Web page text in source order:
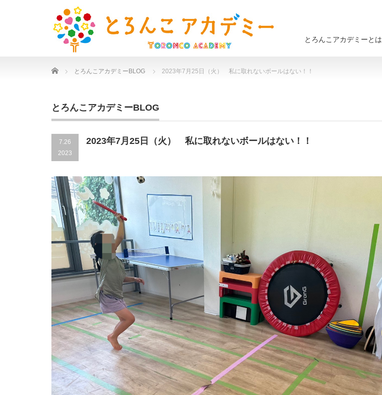
とろんこアカデミーとは
Home とろんこアカデミーBLOG 2023年7月25日（火） 私に取れないボールはない！！
とろんこアカデミーBLOG
7.26
2023
2023年7月25日（火） 私に取れないボールはない！！